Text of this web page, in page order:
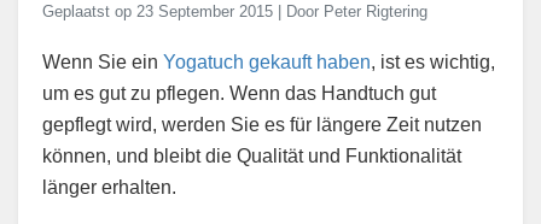
Geplaatst op 23 September 2015 | Door Peter Rigtering
Wenn Sie ein Yogatuch gekauft haben, ist es wichtig,
um es gut zu pflegen. Wenn das Handtuch gut
gepflegt wird, werden Sie es für längere Zeit nutzen
können, und bleibt die Qualität und Funktionalität
länger erhalten.